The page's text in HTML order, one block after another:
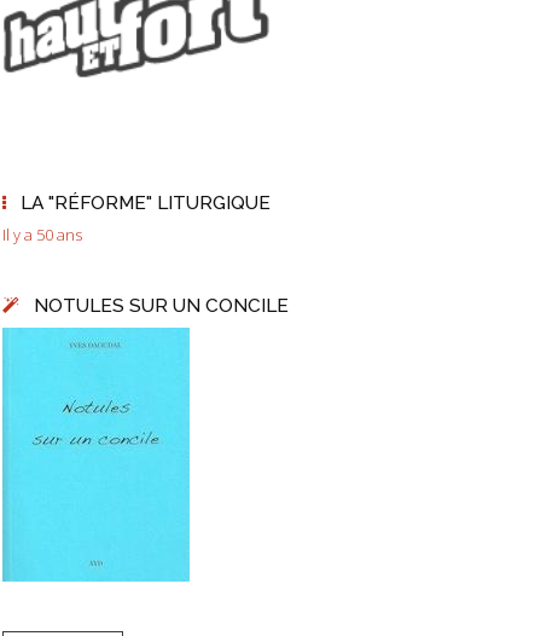
LA "RÉFORME" LITURGIQUE
Il y a 50 ans
NOTULES SUR UN CONCILE